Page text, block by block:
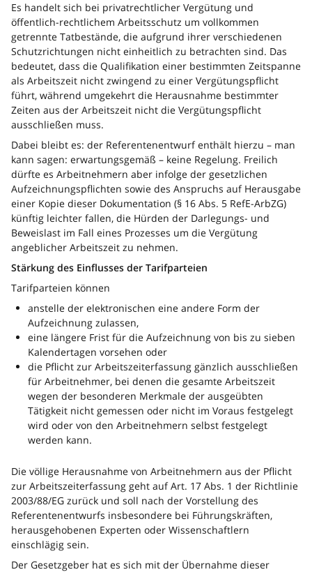
Es handelt sich bei privatrechtlicher Vergütung und
öffentlich-rechtlichem Arbeitsschutz um vollkommen
getrennte Tatbestände, die aufgrund ihrer verschiedenen
Schutzrichtungen nicht einheitlich zu betrachten sind. Das
bedeutet, dass die Qualifikation einer bestimmten Zeitspanne
als Arbeitszeit nicht zwingend zu einer Vergütungspflicht
führt, während umgekehrt die Herausnahme bestimmter
Zeiten aus der Arbeitszeit nicht die Vergütungspflicht
ausschließen muss.
Dabei bleibt es: der Referentenentwurf enthält hierzu – man
kann sagen: erwartungsgemäß – keine Regelung. Freilich
dürfte es Arbeitnehmern aber infolge der gesetzlichen
Aufzeichnungspflichten sowie des Anspruchs auf Herausgabe
einer Kopie dieser Dokumentation (§ 16 Abs. 5 RefE-ArbZG)
künftig leichter fallen, die Hürden der Darlegungs- und
Beweislast im Fall eines Prozesses um die Vergütung
angeblicher Arbeitszeit zu nehmen.
Stärkung des Einflusses der Tarifparteien
Tarifparteien können
anstelle der elektronischen eine andere Form der
Aufzeichnung zulassen,
eine längere Frist für die Aufzeichnung von bis zu sieben
Kalendertagen vorsehen oder
die Pflicht zur Arbeitszeiterfassung gänzlich ausschließen
für Arbeitnehmer, bei denen die gesamte Arbeitszeit
wegen der besonderen Merkmale der ausgeübten
Tätigkeit nicht gemessen oder nicht im Voraus festgelegt
wird oder von den Arbeitnehmern selbst festgelegt
werden kann.
Die völlige Herausnahme von Arbeitnehmern aus der Pflicht
zur Arbeitszeiterfassung geht auf Art. 17 Abs. 1 der Richtlinie
2003/88/EG zurück und soll nach der Vorstellung des
Referentenentwurfs insbesondere bei Führungskräften,
herausgehobenen Experten oder Wissenschaftlern
einschlägig sein.
Der Gesetzgeber hat es sich mit der Übernahme dieser